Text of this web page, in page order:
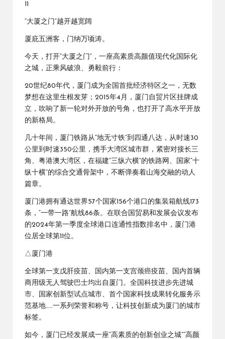
11
“大厦之门”越开越宽阔
厦庇五洲客，门纳万顷涛。
今天，打开“大厦之门”，一座高素质高颜值现代化国际化
之城，正乘风破浪、勇毅前行：
20世纪80年代，厦门成为全国首批经济特区之一，无数
梦想在这里生根发芽；2015年4月，厦门自贸片区挂牌成
立，吹响了新一轮对外开放的号角，也打开了高水平开放
的新格局。
几十年间，厦门铁路从“地无寸铁”到四通八达，从时速30
公里到时速350公里，携手大湾区城市群，紧密对接长三
角、粤港澳大湾区，在福建“三纵六横”的铁路网、国家“十
纵十横”的综合交通骨架中，不断弹奏着山海交融的动人
篇章。
厦门港拥有通达世界57个国家156个港口的集装箱航线173
条，“一带一路”航线86条。在联合国贸易和发展会议发布
的2024年第一季度全球港口连通性指数排名中，厦门港
位居全球第11位。
△厦门港
全球第一支戊肝疫苗、国内第一支宫颈癌疫苗、国内首辆
商用级无人驾驶巴士均出自厦门。全国科技进步先进城
市、国家创新型试点城市、首个国家科技成果转化服务示
范基地……一系列荣誉和称号，让科技创新成为厦门的城市
标签。
如今，厦门已经发展成一座“高素质的创新创业之城”“高颜